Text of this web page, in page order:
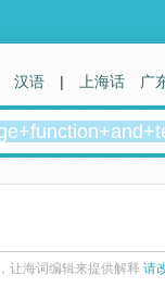
让海词编辑来提供解释 请
汉语 | 上海话 广